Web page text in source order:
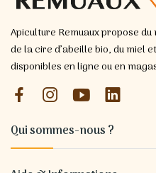
Apiculture Remuaux propose
de la cire d’abeille bio, du miel
disponibles en ligne ou en
Qui sommes-nous ?